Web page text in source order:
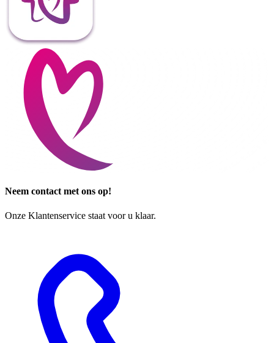
Neem contact met ons op!
Onze Klantenservice staat voor u klaar.